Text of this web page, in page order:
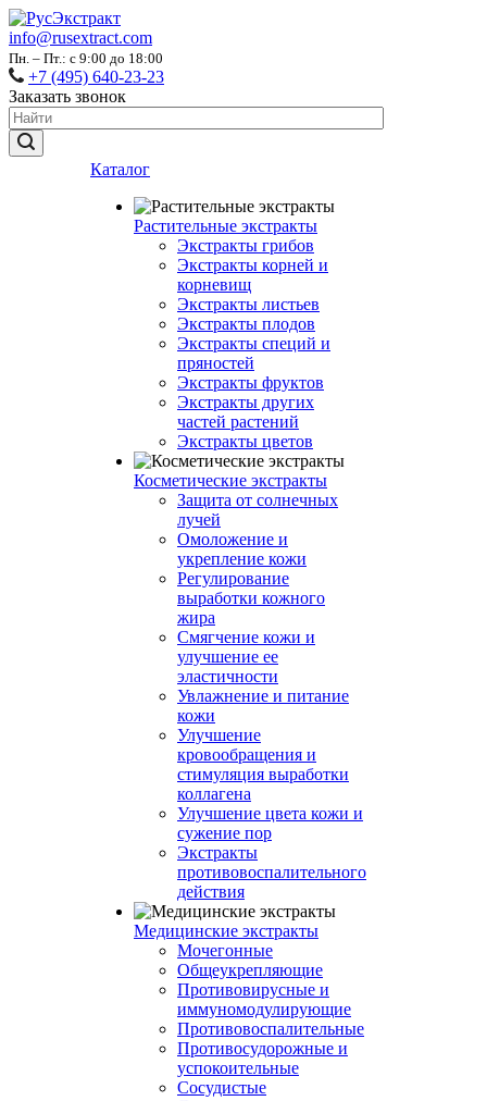
info@rusextract.com
Пн. – Пт.: с 9:00 до 18:00
+7 (495) 640-23-23
Заказать звонок
Каталог
Растительные экстракты
Экстракты грибов
Экстракты корней и
корневищ
Экстракты листьев
Экстракты плодов
Экстракты специй и
пряностей
Экстракты фруктов
Экстракты других
частей растений
Экстракты цветов
Косметические экстракты
Защита от солнечных
лучей
Омоложение и
укрепление кожи
Регулирование
выработки кожного
жира
Смягчение кожи и
улучшение ее
эластичности
Увлажнение и питание
кожи
Улучшение
кровообращения и
стимуляция выработки
коллагена
Улучшение цвета кожи и
сужение пор
Экстракты
противовоспалительного
действия
Медицинские экстракты
Мочегонные
Общеукрепляющие
Противовирусные и
иммуномодулирующие
Противовоспалительные
Противосудорожные и
успокоительные
Сосудистые